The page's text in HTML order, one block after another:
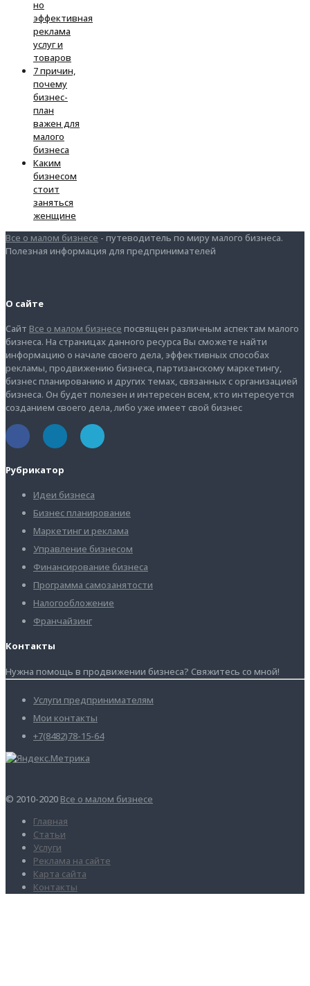
но
эффективная
реклама
услуг и
товаров
7 причин,
почему
бизнес-
план
важен для
малого
бизнеса
Каким
бизнесом
стоит
заняться
женщине
Все о малом бизнесе - путеводитель по миру малого бизнеса.
Полезная информация для предпринимателей
О сайте
Сайт Все о малом бизнесе посвящен различным аспектам малого
бизнеса. На страницах данного ресурса Вы сможете найти
информацию о начале своего дела, эффективных способах
рекламы, продвижению бизнеса, партизанскому маркетингу,
бизнес планированию и других темах, связанных с организацией
бизнеса. Он будет полезен и интересен всем, кто интересуется
созданием своего дела, либо уже имеет свой бизнес
Рубрикатор
Идеи бизнеса
Бизнес планирование
Маркетинг и реклама
Управление бизнесом
Финансирование бизнеса
Программа самозанятости
Налогообложение
Франчайзинг
Контакты
Нужна помощь в продвижении бизнеса? Свяжитесь со мной!
Услуги предпринимателям
Мои контакты
+7(8482)78-15-64
© 2010-2020 Все о малом бизнесе
Главная
Статьи
Услуги
Реклама на сайте
Карта сайта
Контакты